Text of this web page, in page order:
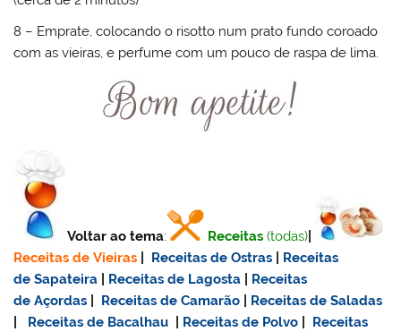
8 – Emprate, colocando o risotto num prato fundo coroado
com as vieiras, e perfume com um pouco de raspa de lima.
Voltar ao tema: Receitas (todas)
Receitas de Vieiras
Receitas de Ostras
Receitas
de Sapateira
Receitas de Lagosta
Receitas
de Açordas
Receitas de Camarão
Receitas de Saladas
Receitas de Bacalhau Receitas de Polvo
Receitas